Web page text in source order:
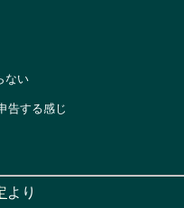
ない
告する感じ
より